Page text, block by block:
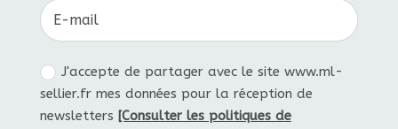
J'accepte de partager avec le site www.ml-
sellier.fr mes données pour la réception de
newsletters [Consulter les politiques de